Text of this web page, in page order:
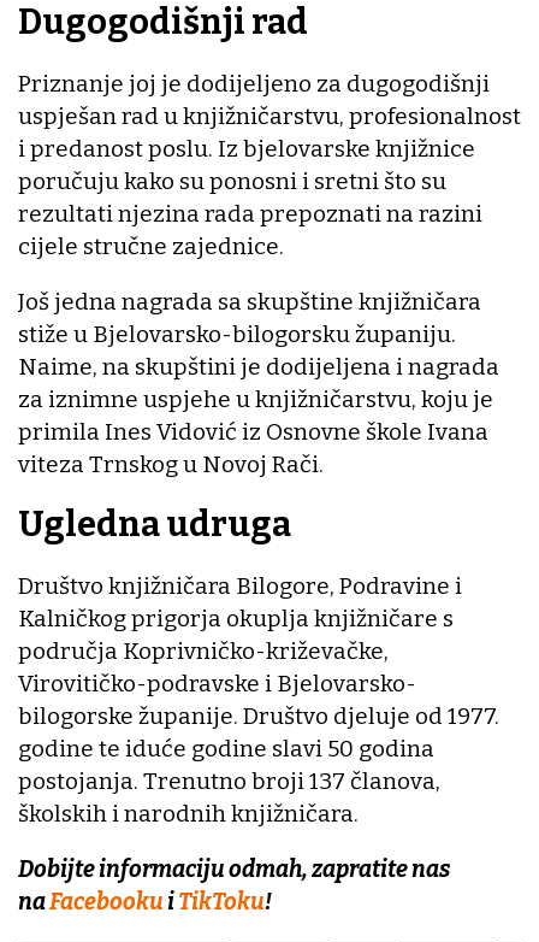
Dugogodišnji rad
Priznanje joj je dodijeljeno za dugogodišnji
uspješan rad u knjižničarstvu, profesionalnost
i predanost poslu. Iz bjelovarske knjižnice
poručuju kako su ponosni i sretni što su
rezultati njezina rada prepoznati na razini
cijele stručne zajednice.
Još jedna nagrada sa skupštine knjižničara
stiže u Bjelovarsko-bilogorsku županiju.
Naime, na skupštini je dodijeljena i nagrada
za iznimne uspjehe u knjižničarstvu, koju je
primila Ines Vidović iz Osnovne škole Ivana
viteza Trnskog u Novoj Rači.
Ugledna udruga
Društvo knjižničara Bilogore, Podravine i
Kalničkog prigorja okuplja knjižničare s
područja Koprivničko-križevačke,
Virovitičko-podravske i Bjelovarsko-
bilogorske županije. Društvo djeluje od 1977.
godine te iduće godine slavi 50 godina
postojanja. Trenutno broji 137 članova,
školskih i narodnih knjižničara.
Dobijte informaciju odmah, zapratite nas
naFacebookuiTikToku!